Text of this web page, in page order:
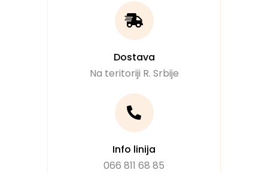
Dostava
Na teritoriji R. Srbije
Info linija
066 811 68 85